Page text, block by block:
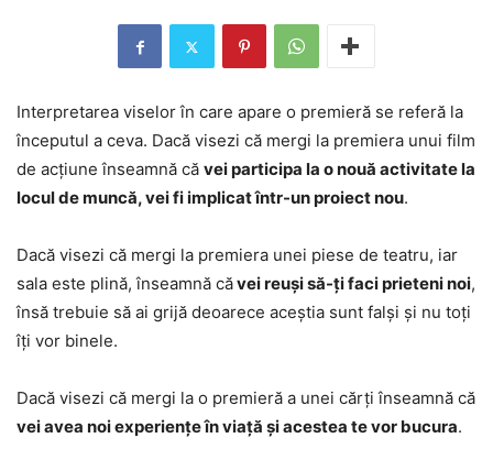
Interpretarea viselor în care apare o premieră se referă la
începutul a ceva. Dacă visezi că mergi la premiera unui film
de acțiune înseamnă că vei participa la o nouă activitate la
locul de muncă, vei fi implicat într-un proiect nou.
Dacă visezi că mergi la premiera unei piese de teatru, iar
sala este plină, înseamnă căvei reuși să-ți faci prieteni noi,
însă trebuie să ai grijă deoarece aceștia sunt falși și nu toți
îți vor binele.
Dacă visezi că mergi la o premieră a unei cărți înseamnă că
vei avea noi experiențe în viață și acestea te vor bucura.